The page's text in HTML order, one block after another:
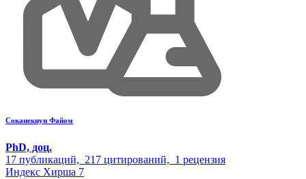
Соканекнун Файом
PhD, доц.
17 публикаций, 217 цитирований, 1 рецензия
Индекс Хирша 7